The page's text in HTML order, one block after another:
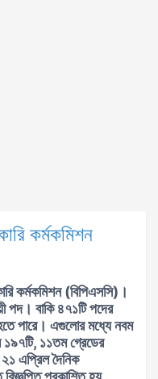
কর্মকমিশন
কর্মকমিশন (বিপিএসসি)।
পদ। বাকি ৪৭১টি পদের
পারে। এগুলোর মধ্যে নবম
১১তম গ্রেডের
এপ্রিল দৈনিক